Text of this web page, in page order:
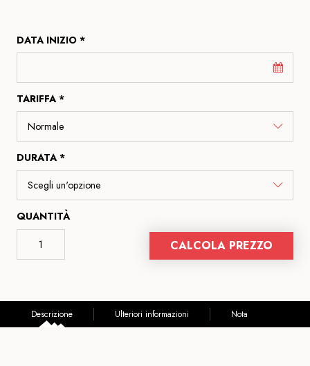
DATA INIZIO *
TARIFFA *
DURATA *
QUANTITÀ
CALCOLA PREZZO
Descrizione Ulteriori informazioni Nota